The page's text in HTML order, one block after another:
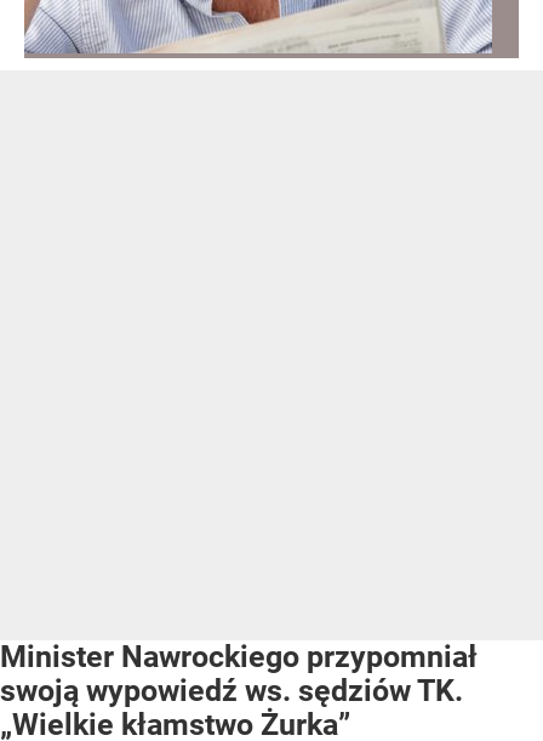
Minister Nawrockiego przypomniał
swoją wypowiedź ws. sędziów TK.
„Wielkie kłamstwo Żurka”